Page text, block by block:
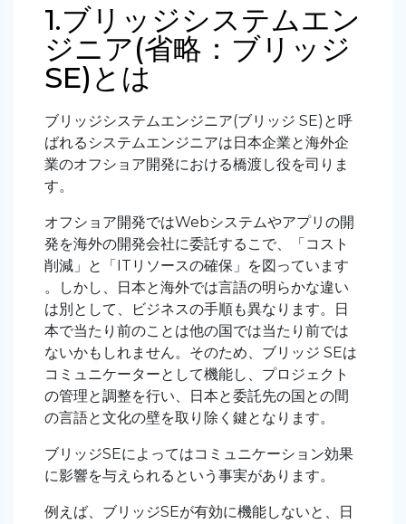
1.ブリッジシステムエン
ジニア(省略：ブリッジ
SE)とは
ブリッジシステムエンジニア(ブリッジ SE)と呼
ばれるシステムエンジニアは日本企業と海外企
業のオフショア開発における橋渡し役を司りま
す。
オフショア開発ではWebシステムやアプリの開
発を海外の開発会社に委託するこで、「コスト
削減」と「ITリソースの確保」を図っています
。しかし、日本と海外では言語の明らかな違い
は別として、ビジネスの手順も異なります。日
本で当たり前のことは他の国では当たり前では
ないかもしれません。そのため、ブリッジ SEは
コミュニケーターとして機能し、プロジェクト
の管理と調整を行い、日本と委託先の国との間
の言語と文化の壁を取り除く鍵となります。
ブリッジSEによってはコミュニケーション効果
に影響を与えられるという事実があります。
例えば、ブリッジSEが有効に機能しないと、日